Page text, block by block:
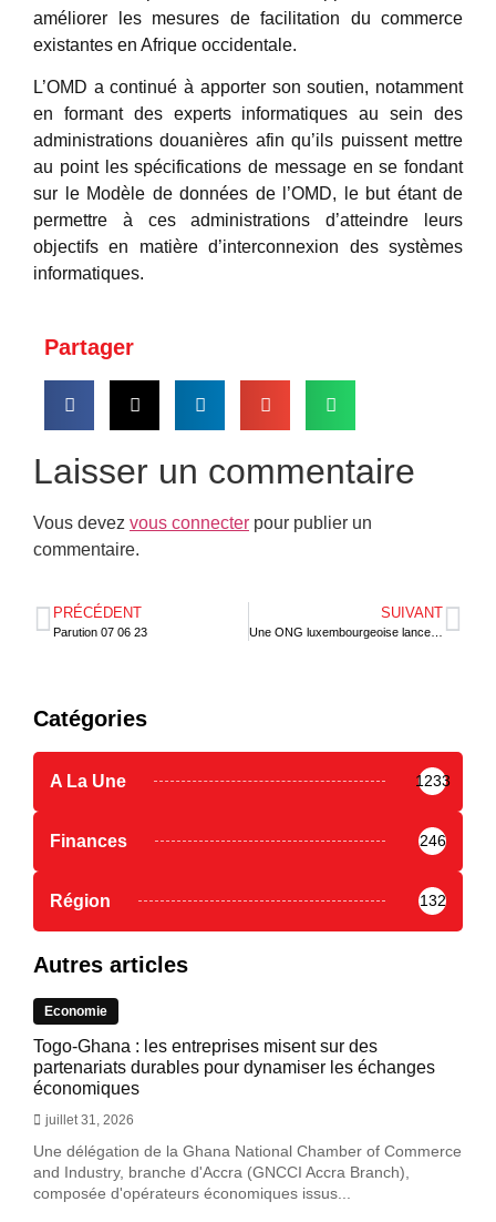
améliorer les mesures de facilitation du commerce
existantes en Afrique occidentale.
L’OMD a continué à apporter son soutien, notamment
en formant des experts informatiques au sein des
administrations douanières afin qu’ils puissent mettre
au point les spécifications de message en se fondant
sur le Modèle de données de l’OMD, le but étant de
permettre à ces administrations d’atteindre leurs
objectifs en matière d’interconnexion des systèmes
informatiques.
Partager
Laisser un commentaire
Vous devez vous connecter pour publier un
commentaire.
PRÉCÉDENT
Parution 07 06 23
SUIVANT
Une ONG luxembourgeoise lance le FIT pour soutenir l’entrepreneuriat
Catégories
A La Une 1233
Finances 246
Région 132
Autres articles
Economie
Togo-Ghana : les entreprises misent sur des
partenariats durables pour dynamiser les échanges
économiques
juillet 31, 2026
Une délégation de la Ghana National Chamber of Commerce
and Industry, branche d'Accra (GNCCI Accra Branch),
composée d'opérateurs économiques issus...